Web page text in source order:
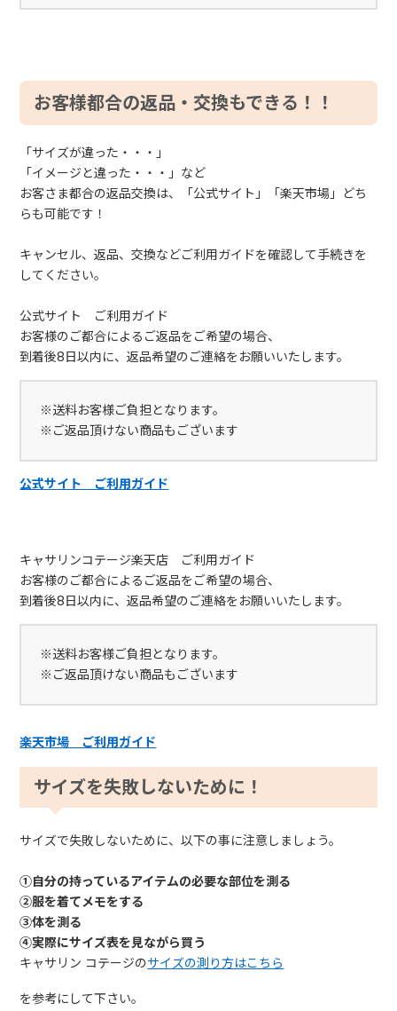
お客様都合の返品・交換もできる！！
「サイズが違った・・・」
「イメージと違った・・・」など
お客さま都合の返品交換は、「公式サイト」「楽天市場」どち
らも可能です！
キャンセル、返品、交換などご利用ガイドを確認して手続きを
してください。
公式サイト ご利用ガイド
お客様のご都合によるご返品をご希望の場合、
到着後8日以内に、返品希望のご連絡をお願いいたします。
※送料お客様ご負担となります。
※ご返品頂けない商品もございます
公式サイト ご利用ガイド
キャサリンコテージ楽天店 ご利用ガイド
お客様のご都合によるご返品をご希望の場合、
到着後8日以内に、返品希望のご連絡をお願いいたします。
※送料お客様ご負担となります。
※ご返品頂けない商品もございます
楽天市場 ご利用ガイド
サイズを失敗しないために！
サイズで失敗しないために、以下の事に注意しましょう。
①自分の持っているアイテムの必要な部位を測る
②服を着てメモをする
③体を測る
④実際にサイズ表を見ながら買う
キャサリン コテージのサイズの測り方はこちら
を参考にして下さい。